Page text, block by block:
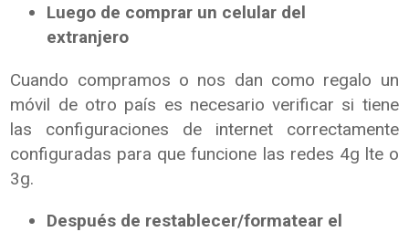
Luego de comprar un celular del
extranjero
Cuando compramos o nos dan como regalo un
móvil de otro país es necesario verificar si tiene
las configuraciones de internet correctamente
configuradas para que funcione las redes 4g lte o
3g.
Después de restablecer/formatear el